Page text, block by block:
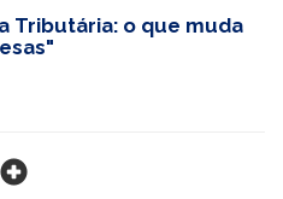
Tributária: o que muda